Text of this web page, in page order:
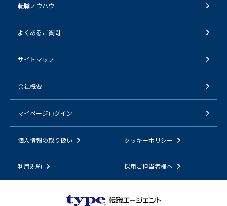
転職ノウハウ
よくあるご質問
サイトマップ
会社概要
マイページログイン
個人情報の取り扱い クッキーポリシー
利用規約 採用ご担当者様へ